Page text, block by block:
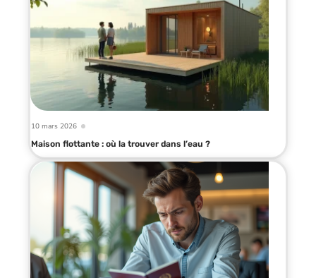
10 mars 2026
Maison flottante : où la trouver dans l’eau ?